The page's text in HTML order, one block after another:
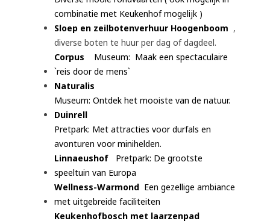
combinatie met Keukenhof mogelijk )
Sloep en zeilbotenverhuur Hoogenboom ,
diverse boten te huur per dag of dagdeel.
Corpus Museum: Maak een spectaculaire
`reis door de mens`
Naturalis
Museum: Ontdek het mooiste van de natuur.
Duinrell
Pretpark: Met attracties voor durfals en
avonturen voor minihelden.
Linnaeushof
Pretpark: De grootste
speeltuin van Europa
Wellness-Warmond Een gezellige ambiance
met uitgebreide faciliteiten
Keukenhofbosch met laarzenpad